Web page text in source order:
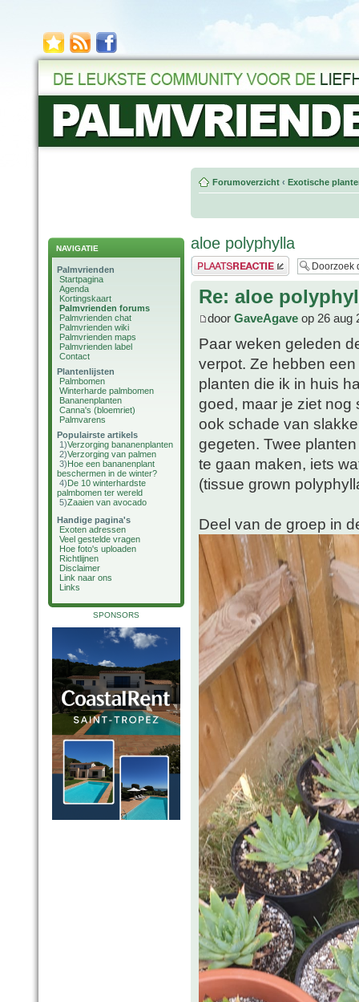
NAVIGATIE
Palmvrienden
Startpagina
Agenda
Kortingskaart
Palmvrienden forums
Palmvrienden chat
Palmvrienden wiki
Palmvrienden maps
Palmvrienden label
Contact
Plantenlijsten
Palmbomen
Winterharde palmbomen
Bananenplanten
Canna's (bloemriet)
Palmvarens
Populairste artikels
1)Verzorging bananenplanten
2)Verzorging van palmen
3)Hoe een bananenplant
beschermen in de winter?
4)De 10 winterhardste
palmbomen ter wereld
5)Zaaien van avocado
Handige pagina's
Exoten adressen
Veel gestelde vragen
Hoe foto's uploaden
Richtlijnen
Disclaimer
Link naar ons
Links
SPONSORS
Forumoverzicht ‹ Exotische
aloe polyphylla
Plaats een reactie
Re: aloe
door GaveAgave op 26 aug
Paar weken geleden
verpot. Ze hebben
planten die ik in huis
goed, maar je ziet nog
ook schade van
gegeten. Twee
te gaan maken, iets
(tissue grown
Deel van de groep in